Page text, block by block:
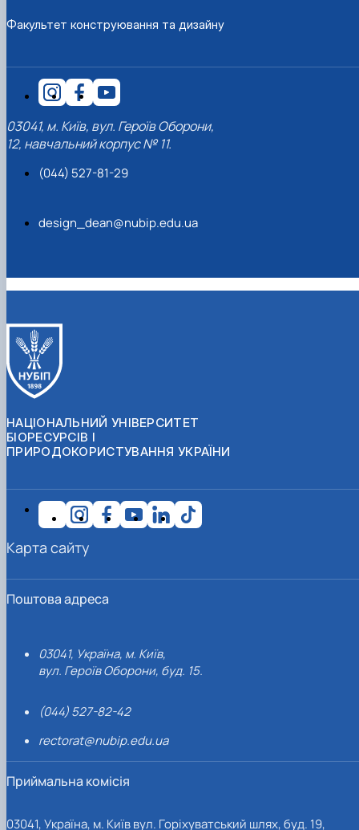
Факультет конструювання та дизайну
03041, м. Київ, вул. Героїв Оборони,
12, навчальний корпус № 11.
(044) 527-81-29
design_dean@nubip.edu.ua
НАЦІОНАЛЬНИЙ УНІВЕРСИТЕТ
БІОРЕСУРСІВ І
ПРИРОДОКОРИСТУВАННЯ УКРАЇНИ
Поштова адреса
03041, Україна, м. Київ,
вул. Героїв Оборони, буд. 15.
(044) 527-82-42
rectorat@nubip.edu.ua
Приймальна комісія
03041, Україна, м. Київ вул. Горіхуватський шлях, буд. 19,
Карта сайту